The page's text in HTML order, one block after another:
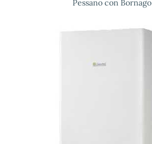
Pessano con Bornago